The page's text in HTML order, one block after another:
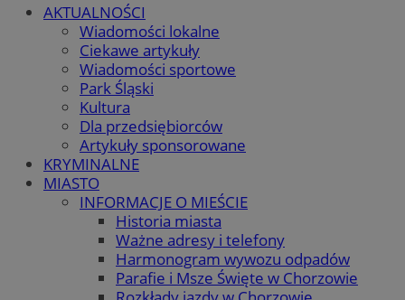
AKTUALNOŚCI
Wiadomości lokalne
Ciekawe artykuły
Wiadomości sportowe
Park Śląski
Kultura
Dla przedsiębiorców
Artykuły sponsorowane
KRYMINALNE
MIASTO
INFORMACJE O MIEŚCIE
Historia miasta
Ważne adresy i telefony
Harmonogram wywozu odpadów
Parafie i Msze Święte w Chorzowie